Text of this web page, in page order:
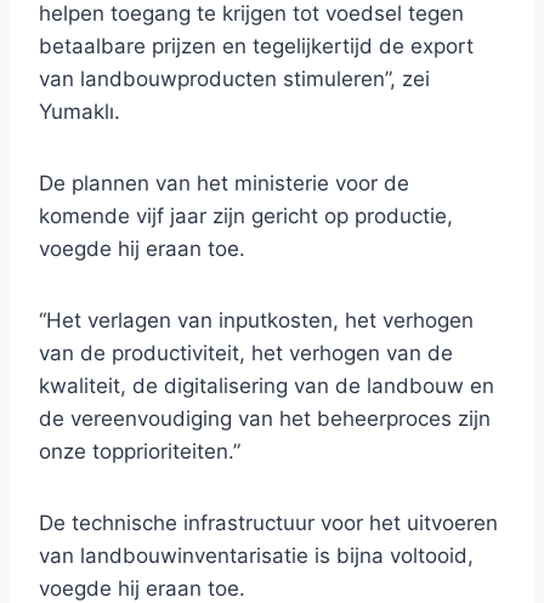
helpen toegang te krijgen tot voedsel tegen
betaalbare prijzen en tegelijkertijd de export
van landbouwproducten stimuleren”, zei
Yumaklı.
De plannen van het ministerie voor de
komende vijf jaar zijn gericht op productie,
voegde hij eraan toe.
“Het verlagen van inputkosten, het verhogen
van de productiviteit, het verhogen van de
kwaliteit, de digitalisering van de landbouw en
de vereenvoudiging van het beheerproces zijn
onze topprioriteiten.”
De technische infrastructuur voor het uitvoeren
van landbouwinventarisatie is bijna voltooid,
voegde hij eraan toe.